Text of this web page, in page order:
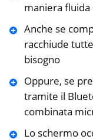
maniera fluida
Anche se
racchiude
bisogno
Oppure, se
tramite il
combinata
Lo schermo